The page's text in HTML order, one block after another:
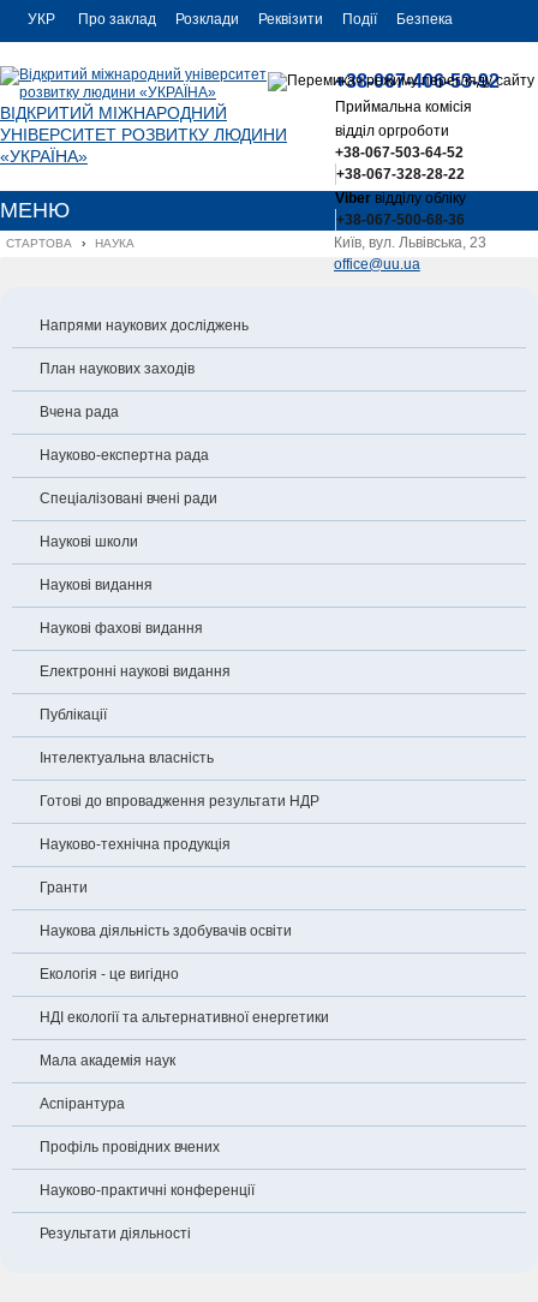
УКР
ENG
Про заклад Розклади Реквізити Події Безпека
ВІДКРИТИЙ МІЖНАРОДНИЙ
УНІВЕРСИТЕТ РОЗВИТКУ ЛЮДИНИ
«УКРАЇНА»
+38-067-406-53-92
Приймальна комісія
відділ оргроботи
+38-067-503-64-52
+38-067-328-28-22
Viberвідділу обліку
+38-067-500-68-36
Київ, вул. Львівська, 23
office@uu.ua
МЕНЮ
СТАРТОВА › НАУКА
Напрями наукових досліджень
План наукових заходів
Вчена рада
Науково-експертна рада
Спеціалізовані вчені ради
Наукові школи
Наукові видання
Наукові фахові видання
Електронні наукові видання
Публікації
Інтелектуальна власність
Готові до впровадження результати НДР
Науково-технічна продукція
Гранти
Наукова діяльність здобувачів освіти
Екологія - це вигідно
НДІ екології та альтернативної енергетики
Мала академія наук
Аспірантура
Профіль провідних вчених
Науково-практичні конференції
Результати діяльності